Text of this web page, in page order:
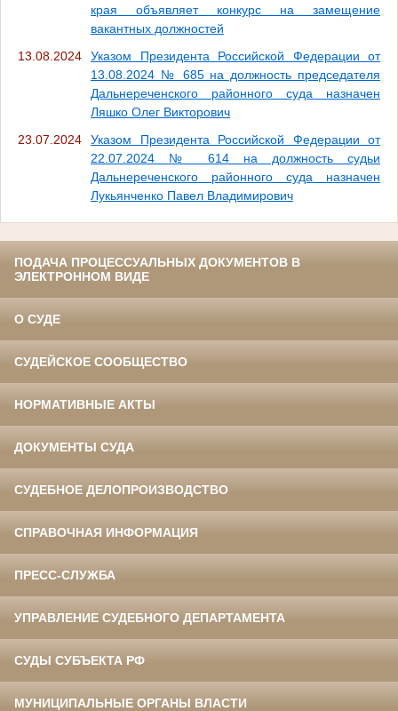
края объявляет конкурс на замещение
вакантных должностей
13.08.2024
Указом Президента Российской Федерации от
13.08.2024 № 685 на должность председателя
Дальнереченского районного суда назначен
Ляшко Олег Викторович
23.07.2024
Указом Президента Российской Федерации от
22.07.2024 № 614 на должность судьи
Дальнереченского районного суда назначен
Лукьянченко Павел Владимирович
ПОДАЧА ПРОЦЕССУАЛЬНЫХ ДОКУМЕНТОВ В
ЭЛЕКТРОННОМ ВИДЕ
О СУДЕ
СУДЕЙСКОЕ СООБЩЕСТВО
НОРМАТИВНЫЕ АКТЫ
ДОКУМЕНТЫ СУДА
СУДЕБНОЕ ДЕЛОПРОИЗВОДСТВО
СПРАВОЧНАЯ ИНФОРМАЦИЯ
ПРЕСС-СЛУЖБА
УПРАВЛЕНИЕ СУДЕБНОГО ДЕПАРТАМЕНТА
СУДЫ СУБЪЕКТА РФ
МУНИЦИПАЛЬНЫЕ ОРГАНЫ ВЛАСТИ